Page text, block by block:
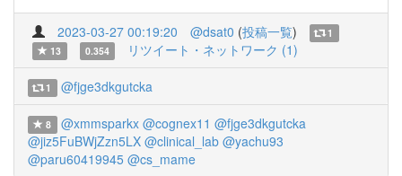
2023-03-27 00:19:20 @dsat0 (投稿一覧)
1
13
0.354 リツイート・ネットワーク (1)
1 @fjge3dkgutcka
8 @xmmsparkx @cognex11 @fjge3dkgutcka
@jiz5FuBWjZzn5LX @clinical_lab @yachu93
@paru60419945 @cs_mame